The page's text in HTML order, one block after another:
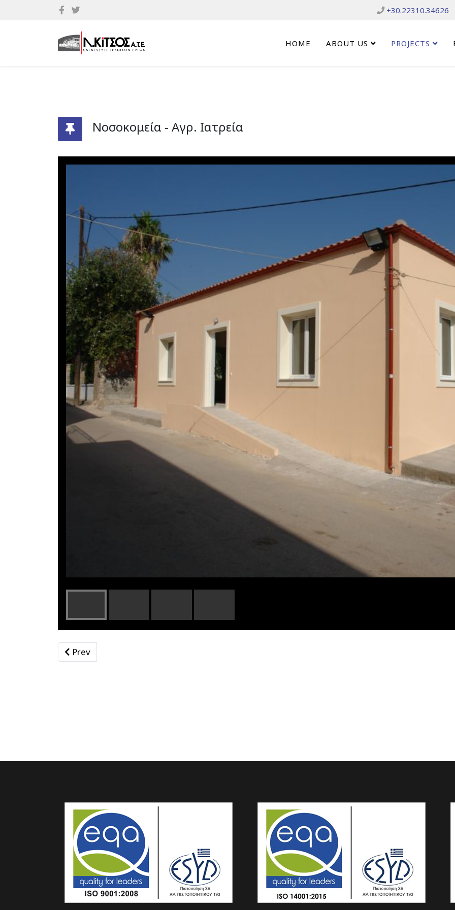
+30.22310.34626
HOME ABOUT US PROJECTS
Νοσοκομεία - Αγρ. Ιατρεία
Previous article: Οδοποιια
Prev